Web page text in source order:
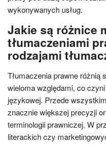
wykonywanych usług.
Jakie są różnice
tłumaczeniami
rodzajami
Tłumaczenia prawne różnią
wieloma względami, co
językowej. Przede
znacznie większej precyzji
terminologii prawniczej. W
literackich czy